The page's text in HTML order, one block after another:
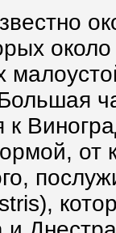
к
от